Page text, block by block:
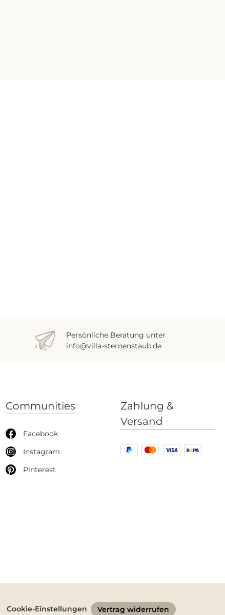
Persönliche Beratung unter
info@villa-sternenstaub.de
Communities
Facebook
Instagram
Pinterest
Zahlung &
Versand
Cookie-Einstellungen Vertrag widerrufen